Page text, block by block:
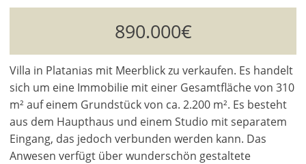
890.000€
Villa in Platanias mit Meerblick zu verkaufen. Es handelt
sich um eine Immobilie mit einer Gesamtfläche von 310
m² auf einem Grundstück von ca. 2.200 m². Es besteht
aus dem Haupthaus und einem Studio mit separatem
Eingang, das jedoch verbunden werden kann. Das
Anwesen verfügt über wunderschön gestaltete